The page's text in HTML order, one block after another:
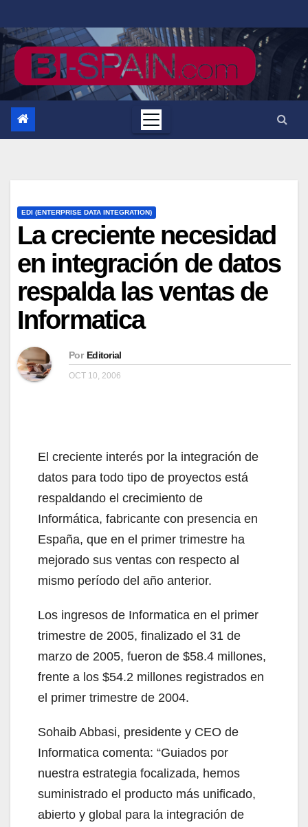
al
contenido
EDI (ENTERPRISE DATA INTEGRATION)
La creciente necesidad
en integración de datos
respalda las ventas de
Informatica
Por Editorial
OCT 10, 2006
El creciente interés por la integración de
datos para todo tipo de proyectos está
respaldando el crecimiento de
Informática, fabricante con presencia en
España, que en el primer trimestre ha
mejorado sus ventas con respecto al
mismo período del año anterior.
Los ingresos de Informatica en el primer
trimestre de 2005, finalizado el 31 de
marzo de 2005, fueron de $58.4 millones,
frente a los $54.2 millones registrados en
el primer trimestre de 2004.
Sohaib Abbasi, presidente y CEO de
Informatica comenta: “Guiados por
nuestra estrategia focalizada, hemos
suministrado el producto más unificado,
abierto y global para la integración de